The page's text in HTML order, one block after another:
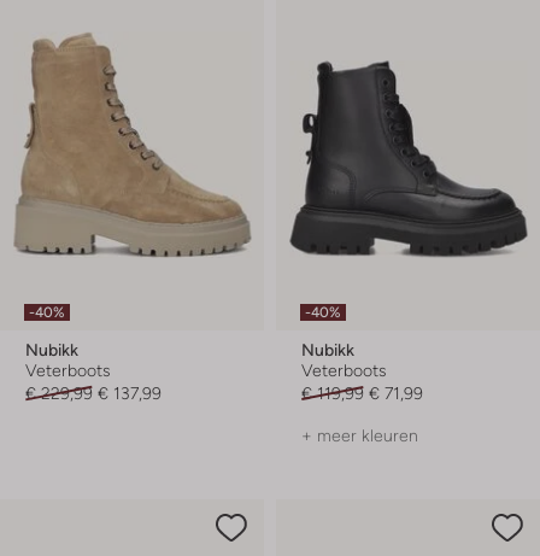
-40%
Nubikk
Veterboots
€ 229,99 € 137,99
-40%
Nubikk
Veterboots
€ 119,99 € 71,99
+ meer kleuren